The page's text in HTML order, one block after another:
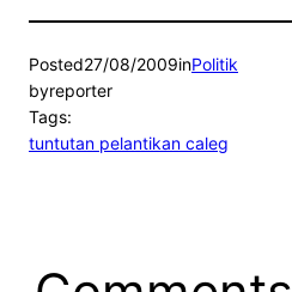
Posted27/08/2009inPolitik
byreporter
Tags:
tuntutan pelantikan caleg